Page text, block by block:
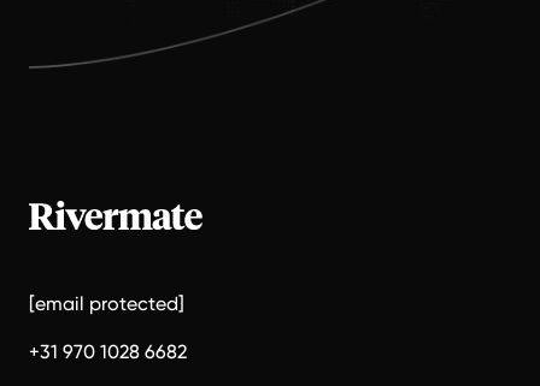
[email protected]
+31 970 1028 6682